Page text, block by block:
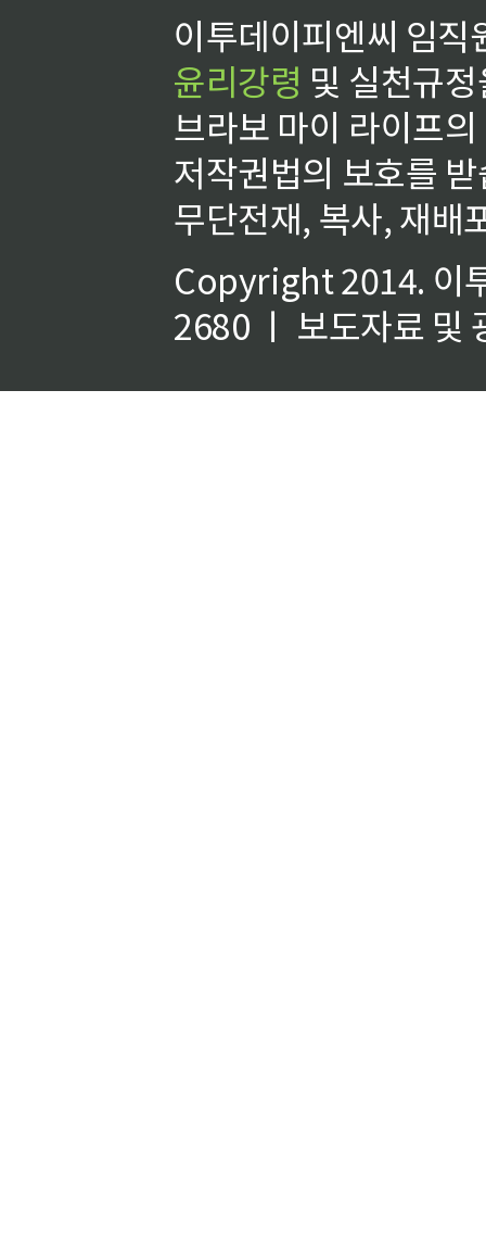
이투데이피엔씨 임
윤리강령 및 실천규
브라보 마이 라이프
저작권법의 보호를
무단전재, 복사, 재배
Copyright 2014. 이
2680 ㅣ 보도자료